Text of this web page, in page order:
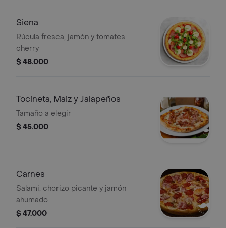
Siena
Rúcula fresca, jamón y tomates
cherry
$ 48.000
Tocineta, Maiz y Jalapeños
Tamaño a elegir
$ 45.000
Carnes
Salami, chorizo picante y jamón
ahumado
$ 47.000